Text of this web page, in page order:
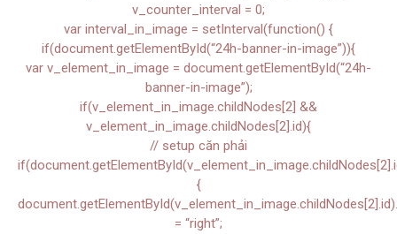
v_counter_interval = 0;
var interval_in_image = setInterval(function() {
if(document.getElementById(“24h-banner-in-image”)){
var v_element_in_image = document.getElementById(“24h-
banner-in-image”);
if(v_element_in_image.childNodes[2] &&
v_element_in_image.childNodes[2].id){
// setup căn phải
{
= “right”;